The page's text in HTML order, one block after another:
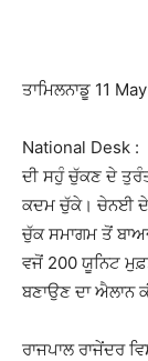
ਤਾਮਿਲਨਾਡੂ 11
National Desk
ਦੀ ਸਹੁੰ ਚੁੱਕਣ ਦੇ
ਕਦਮ ਚੁੱਕੇ। ਚੇਨਈ ਦੇ
ਚੁੱਕ ਸਮਾਗਮ ਤੋਂ
ਵਜੋਂ 200 ਯੂਨਿਟ
ਬਣਾਉਣ ਦਾ ਐਲਾਨ
ਰਾਜਪਾਲ ਰਾਜੇਂਦਰ